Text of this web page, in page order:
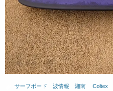
サーフボード 波情報 湘南 Coltex